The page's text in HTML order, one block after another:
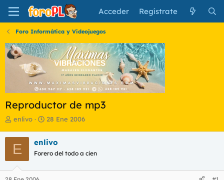
Acceder Regístrate
Foro Informática y Videojuegos
Reproductor de mp3
I
i
c
i
a
d
enlivo
F
h
a
e
28 Ene 2006
E enlivo
Forero del todo a cien